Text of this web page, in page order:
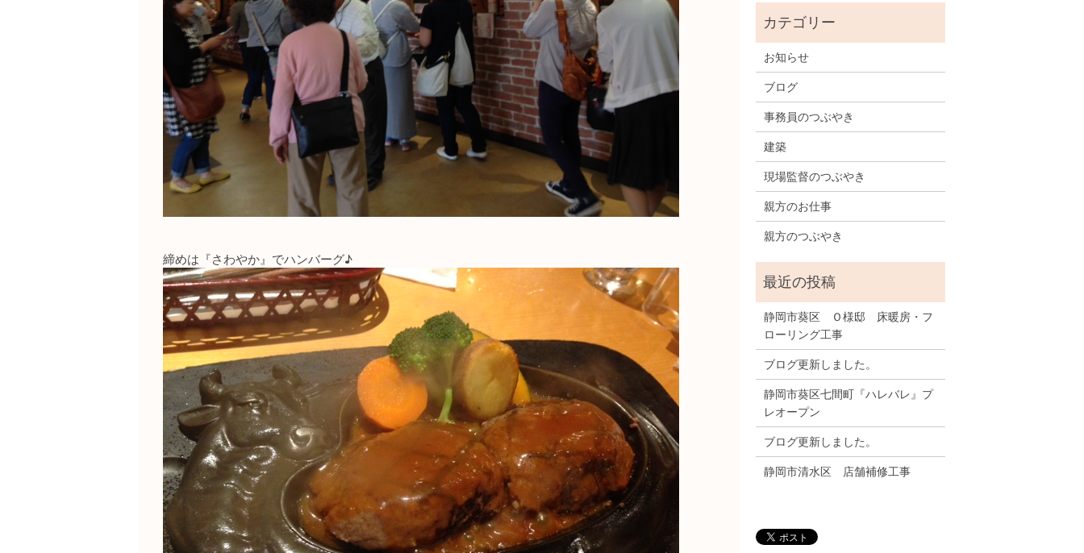
締めは『さわやか』でハンバーグ♪
お知らせ
ブログ
事務員のつぶやき
建築
現場監督のつぶやき
親方のお仕事
親方のつぶやき
静岡市葵区 Ｏ様邸 床暖房・フ
ローリング工事
ブログ更新しました。
静岡市葵区七間町『ハレバレ』プ
レオープン
ブログ更新しました。
静岡市清水区 店舗補修工事